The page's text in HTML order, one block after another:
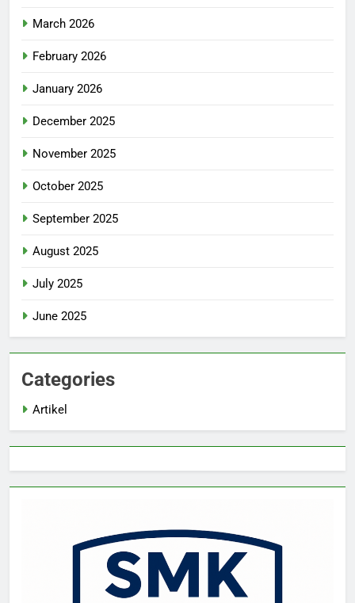
March 2026
February 2026
January 2026
December 2025
November 2025
October 2025
September 2025
August 2025
July 2025
June 2025
Categories
Artikel